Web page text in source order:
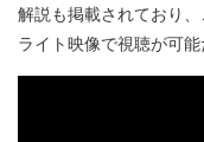
解説も掲載されており
ライト映像で視聴が可